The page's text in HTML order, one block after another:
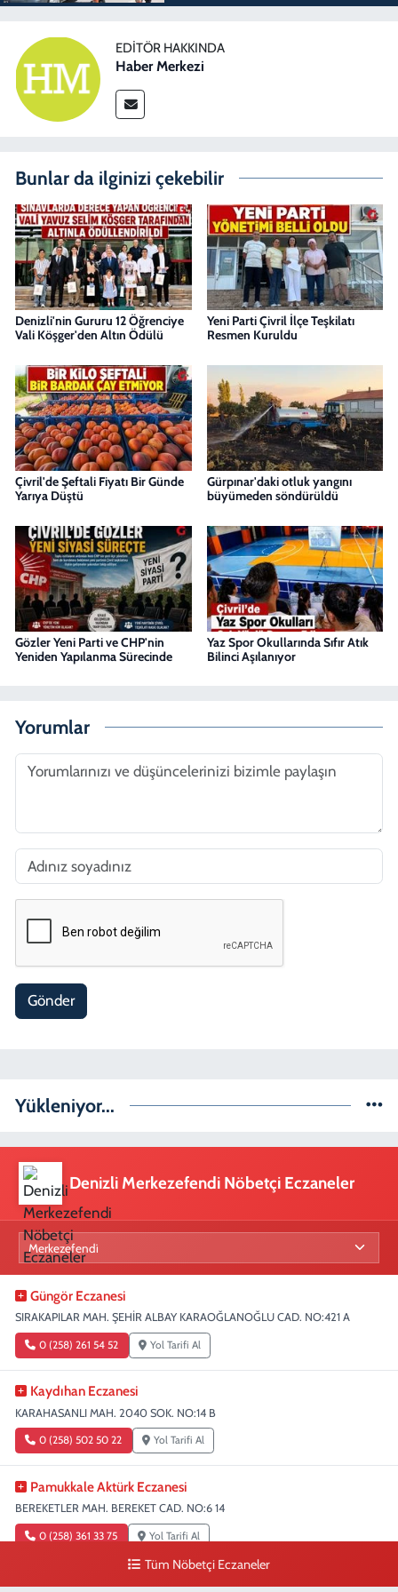
EDITÖR HAKKINDA
Haber Merkezi
Bunlar da ilginizi çekebilir
Denizli'nin Gururu 12 Öğrenciye
Vali Köşger'den Altın Ödülü
Yeni Parti Çivril İlçe Teşkilatı
Resmen Kuruldu
Çivril'de Şeftali Fiyatı Bir Günde
Yarıya Düştü
Gürpınar'daki otluk yangını
büyümeden söndürüldü
Gözler Yeni Parti ve CHP'nin
Yeniden Yapılanma Sürecinde
Yaz Spor Okullarında Sıfır Atık
Bilinci Aşılanıyor
Yorumlar
Gönder
Yükleniyor...
Denizli Merkezefendi Nöbetçi Eczaneler
Güngör Eczanesi
SIRAKAPILAR MAH. ŞEHİR ALBAY KARAOĞLANOĞLU CAD. NO:421 A
0 (258) 261 54 52 Yol Tarifi Al
Kaydıhan Eczanesi
KARAHASANLI MAH. 2040 SOK. NO:14 B
0 (258) 502 50 22 Yol Tarifi Al
Pamukkale Aktürk Eczanesi
BEREKETLER MAH. BEREKET CAD. NO:6 14
0 (258) 361 33 75 Yol Tarifi Al
Tüm Nöbetçi Eczaneler